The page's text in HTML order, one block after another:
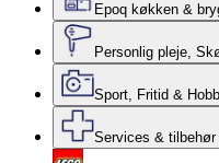
Epoq køkken &
Personlig pleje,
Sport, Fritid &
Services & tilbehør